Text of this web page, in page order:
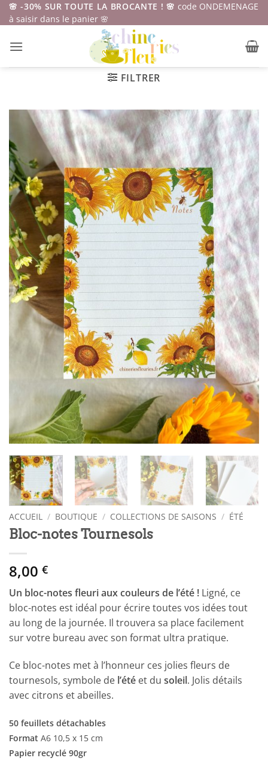
Passer
au
🌸 -30% SUR TOUTE LA BROCANTE ! 🌸 code ONDEMENAGE
à saisir dans le panier 🌸
FILTRER
ACCUEIL / BOUTIQUE / COLLECTIONS DE SAISONS / ÉTÉ
Bloc-notes Tournesols
8,00 €
Un bloc-notes fleuri aux couleurs de l’été ! Ligné, ce
bloc-notes est idéal pour écrire toutes vos idées tout
au long de la journée. Il trouvera sa place facilement
sur votre bureau avec son format ultra pratique.
Ce bloc-notes met à l’honneur ces jolies fleurs de
tournesols, symbole de l’été et du soleil. Jolis détails
avec citrons et abeilles.
50 feuillets détachables
Format A6 10,5 x 15 cm
Papier recyclé 90gr